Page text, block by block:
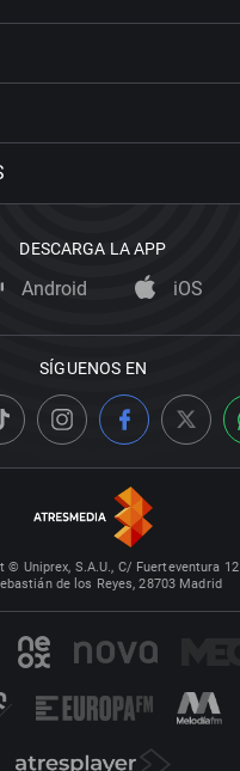
DESCARGA LA APP
Android iOS
SÍGUENOS EN
© Uniprex, S.A.U., C/ Fuerteventura 12
de los Reyes, 28703 Madrid